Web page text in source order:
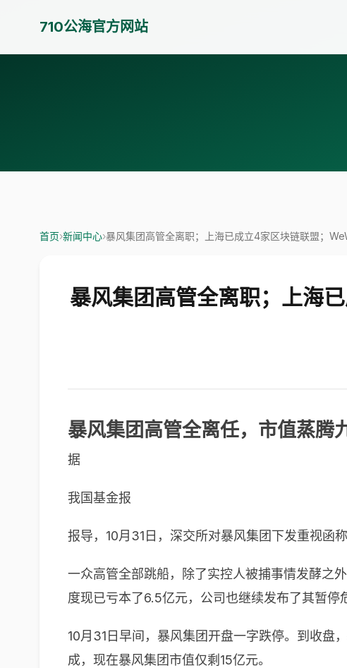
710公海官方网站
首页›新闻中心›暴风集团高管全离职；上海已成立4家区块链联盟；
暴风集团高管全离职；上海
暴风集团高管全离任，市值蒸腾
据
我国基金报
报导，10月31日，深交所对暴风集团下发重视函
一众高管全部跳船，除了实控人被捕事情发酵之
度现已亏本了6.5亿元，公司也继续发布了其暂停
10月31日早间，暴风集团开盘一字跌停。到收
成，现在暴风集团市值仅剩15亿元。